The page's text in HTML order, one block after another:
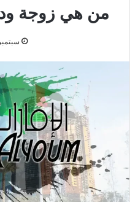
من هي زوجة
سبتمبر 20, 2022